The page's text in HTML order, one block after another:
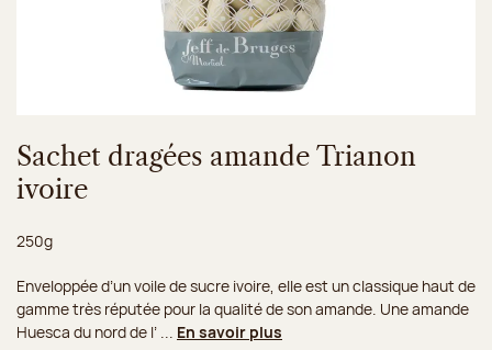
Sachet dragées amande Trianon
ivoire
Poids net :
250g
Enveloppée d’un voile de sucre ivoire, elle est un classique haut de
gamme très réputée pour la qualité de son amande. Une amande
Huesca du nord de l’ ... En savoir plus